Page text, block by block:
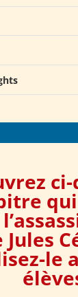
Livre
Jules
le